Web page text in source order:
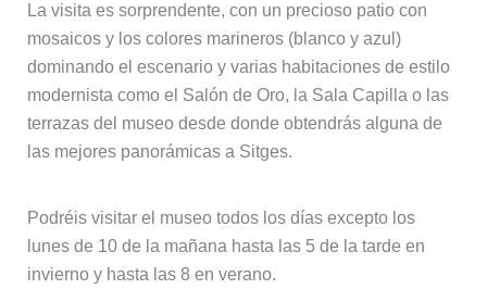
La visita es sorprendente, con un precioso patio con
mosaicos y los colores marineros (blanco y azul)
dominando el escenario y varias habitaciones de estilo
modernista como el Salón de Oro, la Sala Capilla o las
terrazas del museo desde donde obtendrás alguna de
las mejores panorámicas a Sitges.
Podréis visitar el museo todos los días excepto los
lunes de 10 de la mañana hasta las 5 de la tarde en
invierno y hasta las 8 en verano.